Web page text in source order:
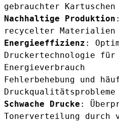
gebrauchter Kartuschen
Nachhaltige Produktion
recycelter Materialien
Energieeffizienz :
Druckertechnologie für
Energieverbrauch
Fehlerbehebung und
Druckqualitätsprobleme
Schwache Drucke :
Tonerverteilung durch